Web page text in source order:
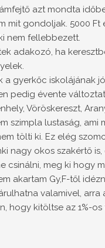
azt mondta
mit gondoljak. 5000 Ft
nem fellebbezett.
adakozó, ha
a gyerkőc iskolájának
pedig évente
Vöröskereszt,
szimpla lustaság, ami
tölti ki. Ez elég
nagy okos szakértő
csinálni, meg ki hogy
akartam Gy,F-től
valamivel, arra
hogy kitöltse az 1%-os